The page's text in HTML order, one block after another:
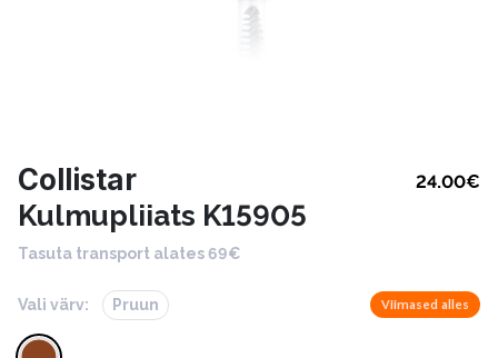
Collistar 24.00€
Kulmupliiats K15905
Tasuta transport alates 69€
Vali värv: Pruun Viimased alles